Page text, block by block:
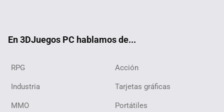
En 3DJuegos PC hablamos de...
RPG Acción
Industria Tarjetas gráficas
MMO Portátiles